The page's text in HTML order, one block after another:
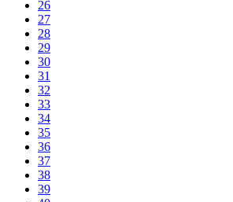
26
27
28
29
30
31
32
33
34
35
36
37
38
39